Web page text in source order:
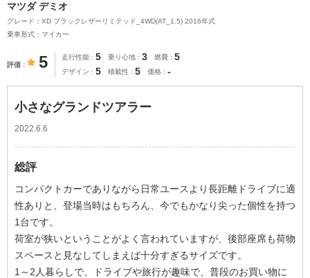
マツダ デミオ
グレード：XD ブラックレザーリミテッド_4WD(AT_1.5) 2016年式
乗車形式：マイカー
評価 5 走行性能 5 乗り心地 3 燃費 5
デザイン 5 積載性 5 価格 -
小さなグランドツアラー
2022.6.6
総評
コンパクトカーでありながら日常ユースより長距離ドライブに適
性ありと、登場当時はもちろん、今でもかなり尖った個性を持つ
1台です。
荷室が狭いということがよく言われていますが、後部座席も荷物
スペースと見なしてしまえば十分すぎるサイズです。
1～2人暮らしで、ドライブや旅行が趣味で、普段のお買い物に